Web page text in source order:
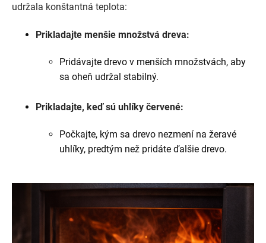
udržala konštantná teplota:
Prikladajte menšie množstvá dreva:
Pridávajte drevo v menších množstvách, aby
sa oheň udržal stabilný.
Prikladajte, keď sú uhlíky červené:
Počkajte, kým sa drevo nezmení na žeravé
uhlíky, predtým než pridáte ďalšie drevo.